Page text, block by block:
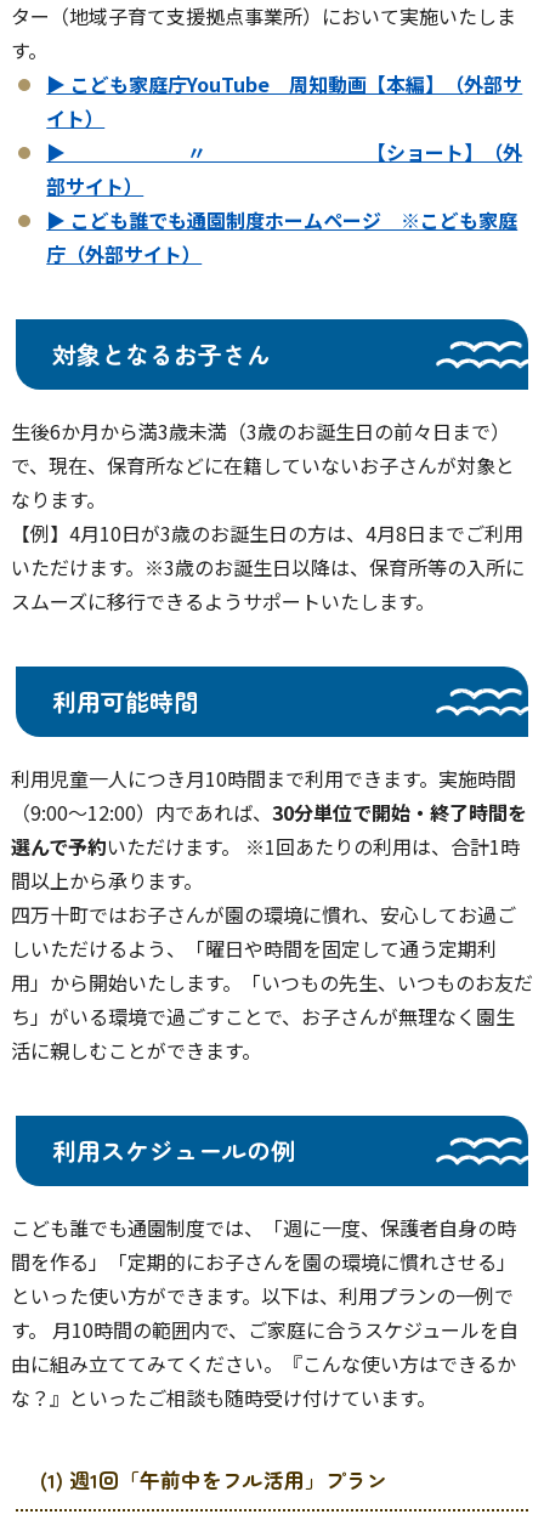
ター（地域子育て支援拠点事業所）において実施いたしま
す。
▶ こども家庭庁YouTube 周知動画【本編】（外部サ
イト）
▶ 〃 【ショート】（外
部サイト）
▶ こども誰でも通園制度ホームページ ※こども家庭
庁（外部サイト）
対象となるお子さん
生後6か月から満3歳未満（3歳のお誕生日の前々日まで）
で、現在、保育所などに在籍していないお子さんが対象と
なります。
【例】4月10日が3歳のお誕生日の方は、4月8日までご利用
いただけます。※3歳のお誕生日以降は、保育所等の入所に
スムーズに移行できるようサポートいたします。
利用可能時間
利用児童一人につき月10時間まで利用できます。実施時間
（9:00〜12:00）内であれば、 30分単位で開始・終了時間を
選んで予約いただけます。 ※1回あたりの利用は、合計1時
間以上から承ります。
四万十町ではお子さんが園の環境に慣れ、安心してお過ご
しいただけるよう、「曜日や時間を固定して通う定期利
用」から開始いたします。「いつもの先生、いつものお友だ
ち」がいる環境で過ごすことで、お子さんが無理なく園生
活に親しむことができます。
利用スケジュールの例
こども誰でも通園制度では、「週に一度、保護者自身の時
間を作る」「定期的にお子さんを園の環境に慣れさせる」
といった使い方ができます。以下は、利用プランの一例で
す。 月10時間の範囲内で、ご家庭に合うスケジュールを自
由に組み立ててみてください。『こんな使い方はできるか
な？』といったご相談も随時受け付けています。
(1) 週1回「午前中をフル活用」プラン